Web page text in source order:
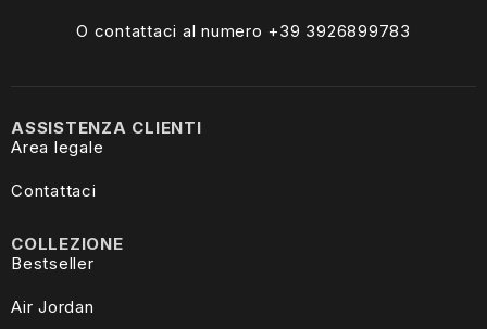
O contattaci al numero +39 3926899783
COLLEZIONE
Bestseller
Air Jordan
ASSISTENZA CLIENTI
Area legale
Contattaci